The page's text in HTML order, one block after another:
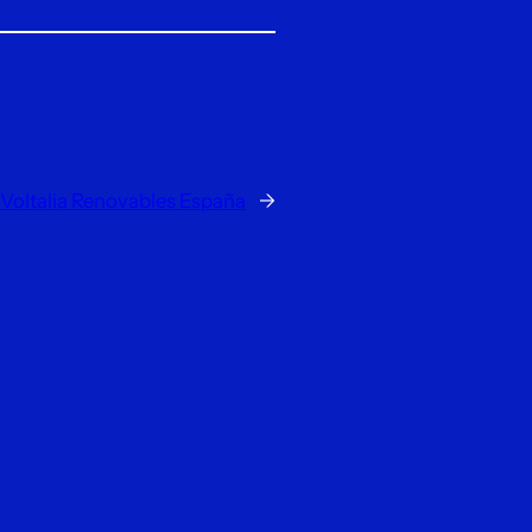
Voltalia Renovables España →